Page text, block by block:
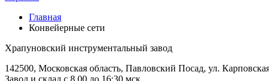
Главная
Конвейерные сети
Храпуновский инструментальный завод
142500, Московская область, Павловский Посад, ул.
Завод и склад с 8.00 до 16:30 мск